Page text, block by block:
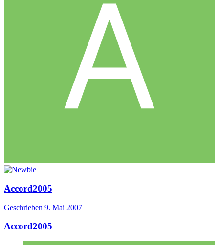
Accord2005
Geschrieben 9. Mai 2007
Accord2005